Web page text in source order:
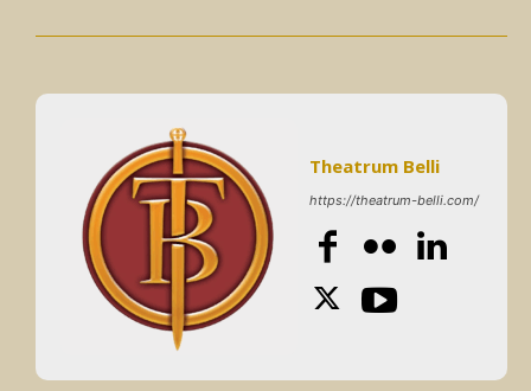
Theatrum Belli
https://theatrum-belli.com/